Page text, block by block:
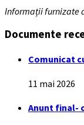
Informații furnizate
Documente
Comunicat
11 mai 2026
Anunt final-